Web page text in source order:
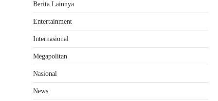
Berita Lainnya
Entertainment
Internasional
Megapolitan
Nasional
News